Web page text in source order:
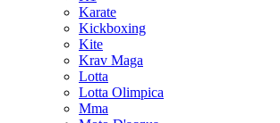
Karate
Kickboxing
Kite
Krav Maga
Lotta
Lotta Olimpica
Mma